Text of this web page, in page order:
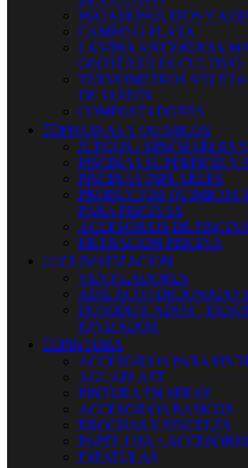
MATAMOSQUITOS Y
CAMPING-PLAYA
LÁMINA ANTIHIERBA
GEOTÉXTILES CULTIVO
TERMOMETROS
DE JARDÍN
COMPOSTADORES
 PISCINAS Y QUIMICOS
JUEGOS - HINCHABLES
PISCINAS SUPERFICIE Y
PISCINAS INFLABLES
PRODUCTOS QUIMICOS
PARA PISCINAS
ACCESORIOS DE
FILTRACION PISCINA
 CLIMATIZACION
VENTILADORES
AIRE ACONDICIONADO
HUMIDIFICADOR -
IONIZADOR
 PINTURA
ACCESORIOS PARA
AGUAPLAST
PINTURA EN SPRAY
ACCESORIOS BASICOS
BROCHAS Y PINCELES
PAPEL LIJA +
ESPATULAS